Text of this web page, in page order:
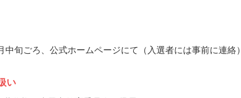
中旬ごろ、公式ホームページにて（入選者には事前に連絡）
い